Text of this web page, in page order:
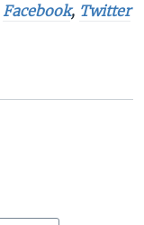
Facebook, Twitter